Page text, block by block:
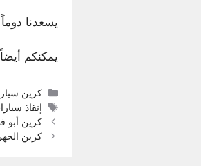
يسعدنا
يمكنكم
التصنيفات
كرين
الوسوم
إنقاذ
كرين أبو فطيرة
كرين الجهراء مع